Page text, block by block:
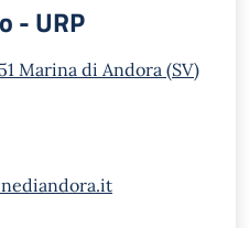
- URP
Marina di Andora (SV)